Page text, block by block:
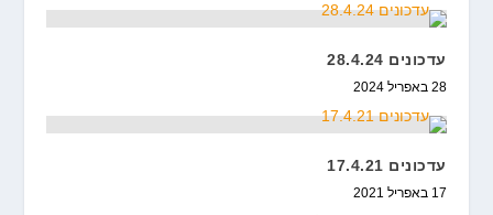
עדכונים 28.4.24
28 באפריל 2024
עדכונים 17.4.21
17 באפריל 2021